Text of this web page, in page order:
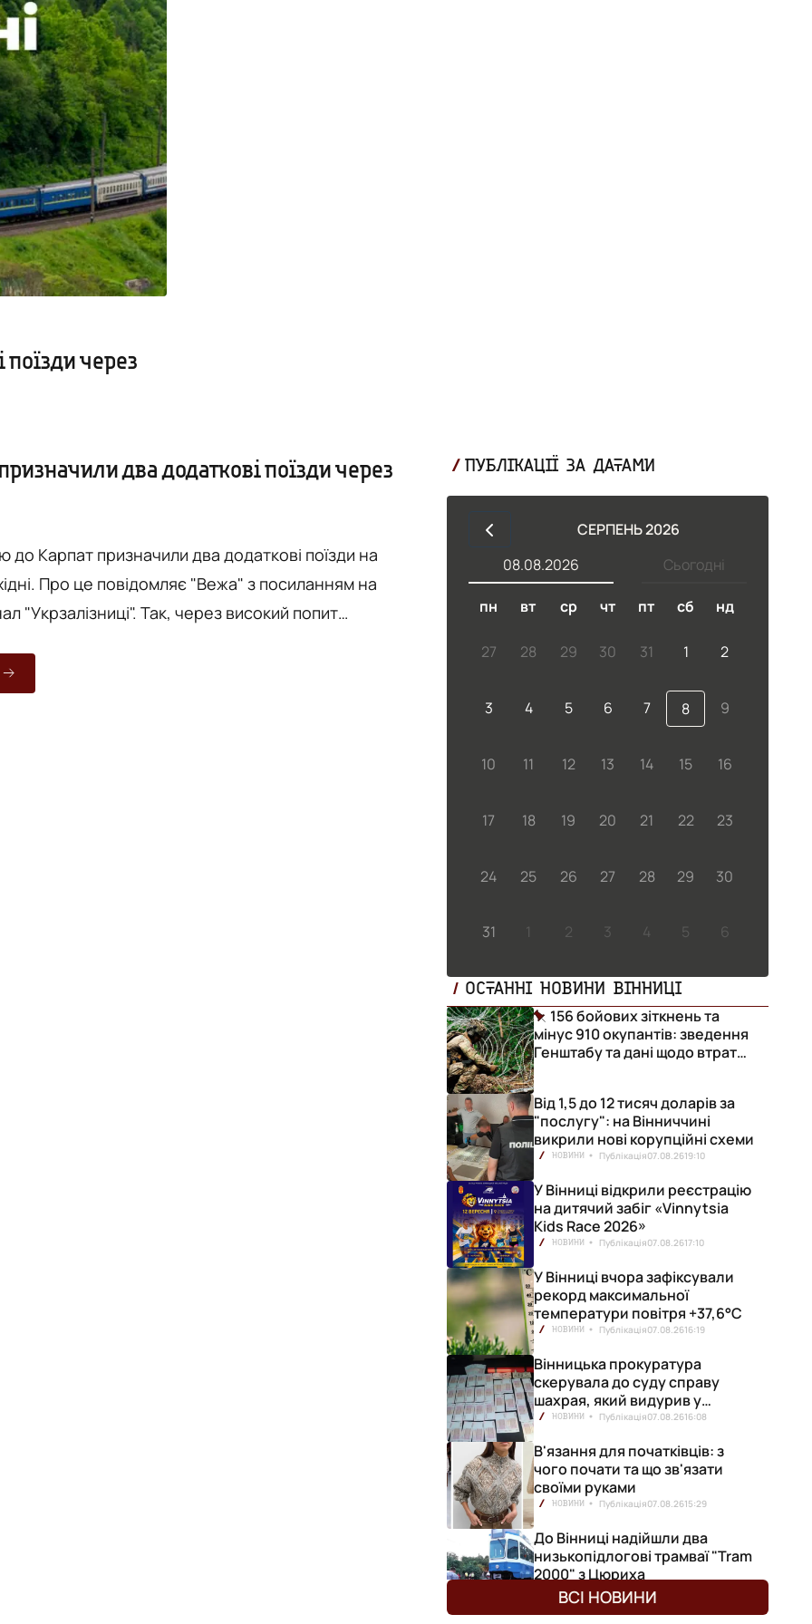
через
два додаткові поїзди через
до Карпат призначили два додаткові поїзди на
на
Так, через високий попит
червня, а у
— 13 та 15 червня. Призначити додаткові
ПУБЛІКАЦІЇ ЗА ДАТАМИ
СЕРПЕНЬ 2026
Сьогодні
08.08.2026
пн вт ср чт пт сб нд
27 28 29 30 31 1 2
3 4 5 6 7 8 9
10 11 12 13 14 15 16
17 18 19 20 21 22 23
24 25 26 27 28 29 30
31 1 2 3 4 5 6
ОСТАННІ НОВИНИ ВІННИЦІ
156 бойових зіткнень та
мінус 910 окупантів: зведення
Генштабу та дані щодо втрат
Від 1,5 до 12 тисяч доларів за
"послугу": на Вінниччині
викрили нові корупційні схеми
НОВИНИ Публікація07.08.2619:10
У Вінниці відкрили реєстрацію
на дитячий забіг «Vinnytsia
Kids Race 2026»
НОВИНИ Публікація07.08.2617:10
У Вінниці вчора зафіксували
рекорд максимальної
температури повітря +37,6°С
НОВИНИ Публікація07.08.2616:19
Вінницька прокуратура
скерувала до суду справу
шахрая, який видурив у
вінничанки 154 тисячі гривень
НОВИНИ Публікація07.08.2616:08
В'язання для початківців: з
чого почати та що зв'язати
своїми руками
НОВИНИ Публікація07.08.2615:29
До Вінниці надійшли два
низькопідлогові трамваї "Tram
2000" з Цюриха
НОВИНИ Публікація07.08.26
ВСІ НОВИНИ